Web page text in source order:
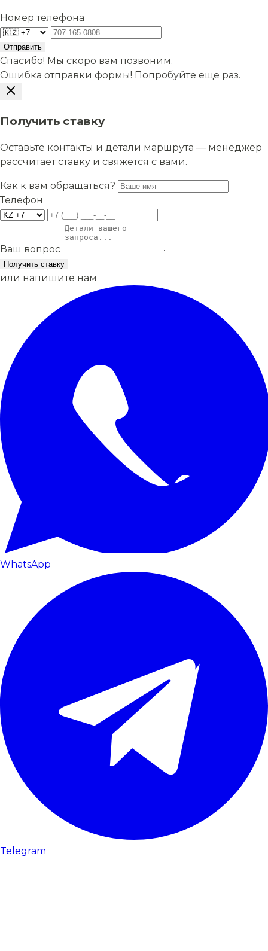
Номер телефона
Отправить
Спасибо! Мы скоро вам позвоним.
Ошибка отправки формы! Попробуйте еще раз.
Получить ставку
Оставьте контакты и детали маршрута — менеджер
рассчитает ставку и свяжется с вами.
Как к вам обращаться?
Телефон
Ваш вопрос
Получить ставку
или напишите нам
WhatsApp
Telegram